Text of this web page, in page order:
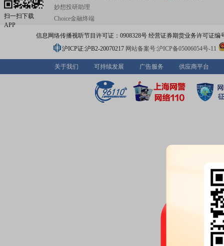
扫一扫下载
APP
妙想投研助理
Choice金融终端
信息网络传播视听节目许可证：0908328号 经营证券期货业务许可证编
沪ICP证:沪B2-20070217 网站备案号:沪ICP备05006054号-11
关于我们 可持续发展 广告服务 供应商平台